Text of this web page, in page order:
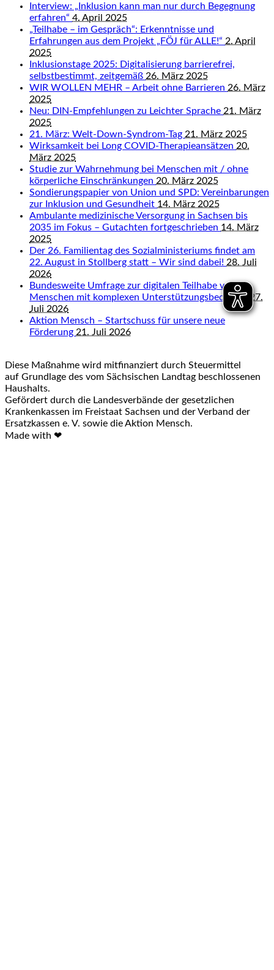
Interview: „Inklusion kann man nur durch Begegnung
erfahren“ 4. April 2025
„Teilhabe – im Gespräch“: Erkenntnisse und
Erfahrungen aus dem Projekt „FÖJ für ALLE!“ 2. April
2025
Inklusionstage 2025: Digitalisierung barrierefrei,
selbstbestimmt, zeitgemäß 26. März 2025
WIR WOLLEN MEHR – Arbeit ohne Barrieren 26. März
2025
Neu: DIN-Empfehlungen zu Leichter Sprache 21. März
2025
21. März: Welt-Down-Syndrom-Tag 21. März 2025
Wirksamkeit bei Long COVID-Therapieansätzen 20.
März 2025
Studie zur Wahrnehmung bei Menschen mit / ohne
körperliche Einschränkungen 20. März 2025
Sondierungspapier von Union und SPD: Vereinbarungen
zur Inklusion und Gesundheit 14. März 2025
Ambulante medizinische Versorgung in Sachsen bis
2035 im Fokus – Gutachten fortgeschrieben 14. März
2025
Der 26. Familientag des Sozialministeriums findet am
22. August in Stollberg statt – Wir sind dabei! 28. Juli
2026
Bundesweite Umfrage zur digitalen Teilhabe von
Menschen mit komplexen Unterstützungsbedarfen 27.
Juli 2026
Aktion Mensch – Startschuss für unsere neue
Förderung 21. Juli 2026
Diese Maßnahme wird mitfinanziert durch Steuermittel
auf Grundlage des vom Sächsischen Landtag beschlossenen
Haushalts.
Gefördert durch die Landesverbände der gesetzlichen
Krankenkassen im Freistaat Sachsen und der Verband der
Ersatzkassen e. V. sowie die Aktion Mensch.
Made with ❤